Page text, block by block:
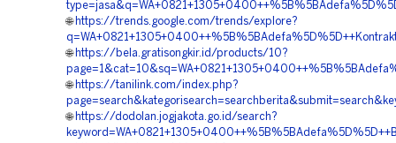
🌐 https://trends.google.com/trends/explore?
🌐 https://bela.gratisongkir.id/products/10?
🌐 https://tanilink.com/index.php?
🌐 https://dodolan.jogjakota.go.id/search?